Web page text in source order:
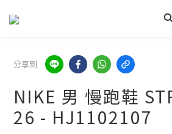
分享到
NIKE 男 慢跑鞋
26 - HJ1102107